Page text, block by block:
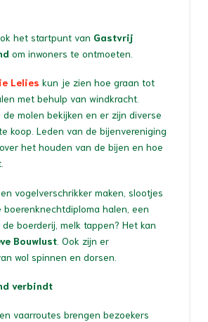
het startpunt van Gastvrij
om inwoners te ontmoeten.
Lelies kun je zien hoe graan tot
met behulp van windkracht.
molen bekijken en er zijn diverse
koop. Leden van de bijenvereniging
het houden van de bijen en hoe
vogelverschrikker maken, slootjes
halen, een
boerderij, melk tappen? Het kan
Bouwlust. Ook zijn er
wol spinnen en dorsen.
verbindt
vaarroutes brengen bezoekers